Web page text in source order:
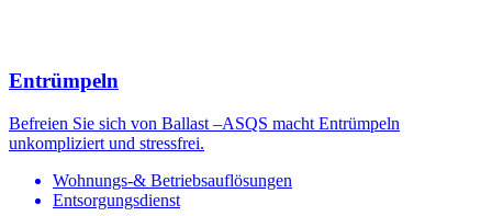
Entrümpeln
Befreien Sie sich von Ballast –ASQS macht Entrümpeln
unkompliziert und stressfrei.
Wohnungs-& Betriebsauflösungen
Entsorgungsdienst